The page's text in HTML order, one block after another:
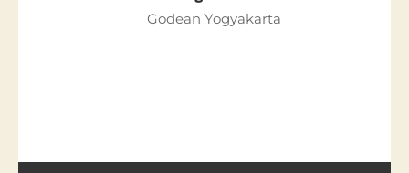
Godean Yogyakarta